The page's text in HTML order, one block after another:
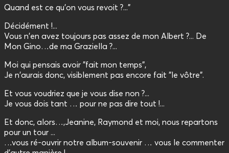
Quand est ce qu'on vous revoit ?..."
Décidément !...
Vous n'en avez toujours pas assez de mon Albert ?... De
Mon Gino…de ma Graziella ?...
Moi qui pensais avoir "fait mon temps",
Je n'aurais donc, visiblement pas encore fait "le vôtre".
Et vous voudriez que je vous dise non ?...
Je vous dois tant … pour ne pas dire tout !...
Et donc, alors…,Jeanine, Raymond et moi, nous repartons
pour un tour ...
…vous ré-ouvrir notre album-souvenir … vous le commenter